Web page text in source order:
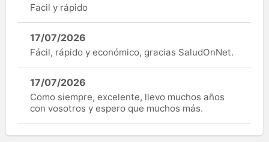
Facil y rápido
17/07/2026
Fácil, rápido y económico, gracias SaludOnNet.
17/07/2026
Como siempre, excelente, llevo muchos años
con vosotros y espero que muchos más.